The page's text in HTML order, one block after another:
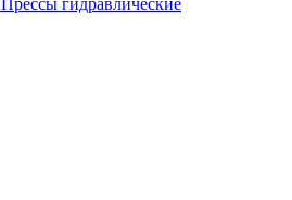
Прессы гидравлические